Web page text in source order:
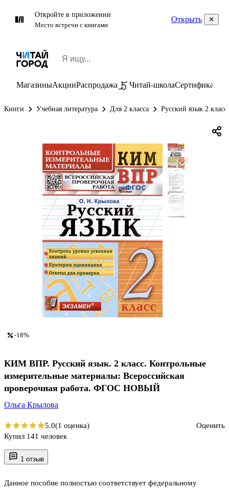
Откройте в приложении
Место встречи с книгами
Открыть
МагазиныАкцииРаспродажа Читай-школаСертификаты
Книги Учебная литература Для 2 класса Русский язык 2 класс
1 отзыв
Данное пособие полностью соответствует федеральному
-18%
КИМ ВПР. Русский язык. 2 класс. Контрольные
измерительные материалы: Всероссийская
проверочная работа. ФГОС НОВЫЙ
Ольга Крылова
5.0(1 оценка)
Оценить
Купил 141 человек